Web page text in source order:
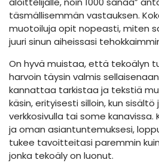
täsmällisemmän vastauksen.
muotoiluja opit nopeasti, miten
juuri sinun aiheissasi
On hyvä muistaa, että tekoälyn
harvoin täysin valmis
kannattaa tarkistaa ja tekstiä
käsin, erityisesti silloin, kun
verkkosivulla tai some
ja oman asiantuntemuksesi,
tukee tavoitteitasi paremmin
jonka tekoäly on luonut.